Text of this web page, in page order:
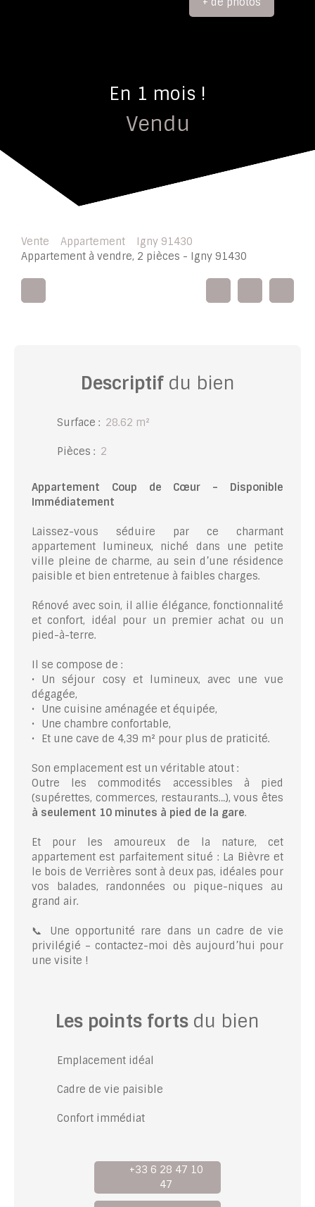
En 1 mois !
Vendu
Vente Appartement
Igny 91430
Appartement à vendre, 2 pièces - Igny 91430
Descriptifdu bien
Surface : 28.62 m²
Pièces : 2
Appartement Coup de Cœur – Disponible
Immédiatement
Laissez-vous séduire par ce charmant
appartement lumineux, niché dans une petite
ville pleine de charme, au sein d’une résidence
paisible et bien entretenue à faibles charges.
Rénové avec soin, il allie élégance, fonctionnalité
et confort, idéal pour un premier achat ou un
pied-à-terre.
Il se compose de :
Un séjour cosy et lumineux, avec une vue
dégagée,
Une cuisine aménagée et équipée,
Une chambre confortable,
Et une cave de 4,39 m² pour plus de praticité.
Son emplacement est un véritable atout :
Outre les commodités accessibles à pied
(supérettes, commerces, restaurants…), vous êtes
à seulement 10 minutes à pied de la gare.
Et pour les amoureux de la nature, cet
appartement est parfaitement situé : La Bièvre et
le bois de Verrières sont à deux pas, idéales pour
vos balades, randonnées ou pique-niques au
grand air.
📞 Une opportunité rare dans un cadre de vie
privilégié – contactez-moi dès aujourd’hui pour
une visite !
Les points forts du bien
Emplacement idéal
Cadre de vie paisible
Confort immédiat
+33 6 28 47 10
47